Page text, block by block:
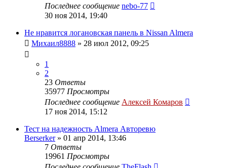
Последнее сообщение nebo-77
30 ноя 2014, 19:40
Не нравится логановская панель в Nissan Almera
Михаил8888 » 28 июл 2012, 09:25
1
2
23 Ответы
35977 Просмотры
Последнее сообщение Алексей Комаров
17 ноя 2014, 15:12
Тест на надежность Almera Авторевю
Berserker» 01 апр 2014, 13:46
7 Ответы
19961 Просмотры